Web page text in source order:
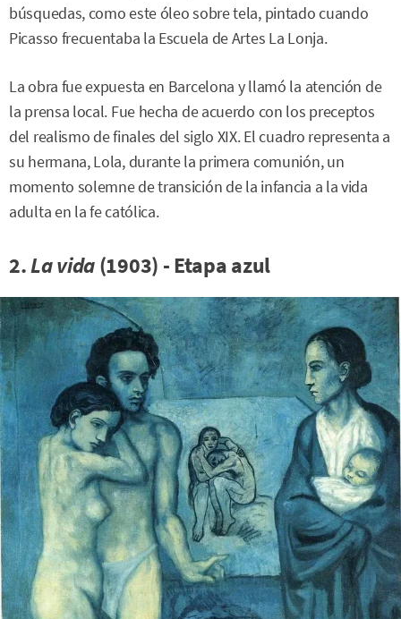
búsquedas, como este óleo sobre tela, pintado cuando
Picasso frecuentaba la Escuela de Artes La Lonja.
La obra fue expuesta en Barcelona y llamó la atención de
la prensa local. Fue hecha de acuerdo con los preceptos
del realismo de finales del siglo XIX. El cuadro representa a
su hermana, Lola, durante la primera comunión, un
momento solemne de transición de la infancia a la vida
adulta en la fe católica.
2.La vida(1903) - Etapa azul